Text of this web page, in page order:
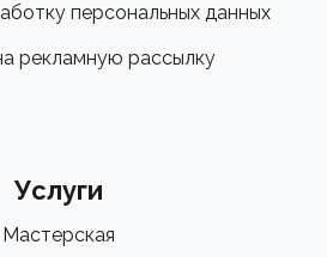
персональных данных
рекламную рассылку
Услуги
Мастерская